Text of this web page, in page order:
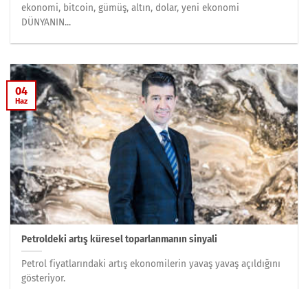
ekonomi, bitcoin, gümüş, altın, dolar, yeni ekonomi
DÜNYANIN...
Petroldeki artış küresel toparlanmanın sinyali
Petrol fiyatlarındaki artış ekonomilerin yavaş yavaş açıldığını
gösteriyor.
04
Haz